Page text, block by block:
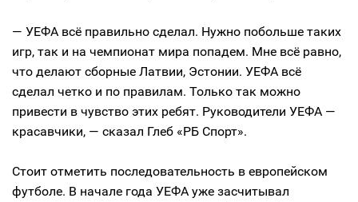
— УЕФА всё правильно сделал. Нужно побольше таких
игр, так и на чемпионат мира попадем. Мне всё равно,
что делают сборные Латвии, Эстонии. УЕФА всё
сделал четко и по правилам. Только так можно
привести в чувство этих ребят. Руководители УЕФА —
красавчики, — сказал Глеб «РБ Спорт».
Стоит отметить последовательность в европейском
футболе. В начале года УЕФА уже засчитывал